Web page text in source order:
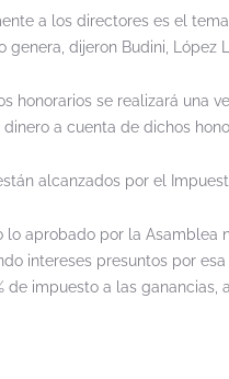
a los directores es el
genera, dijeron Budini, López
honorarios se realizará una
a cuenta de dichos
alcanzados por el
lo aprobado por la
intereses presuntos por
impuesto a las ganancias,